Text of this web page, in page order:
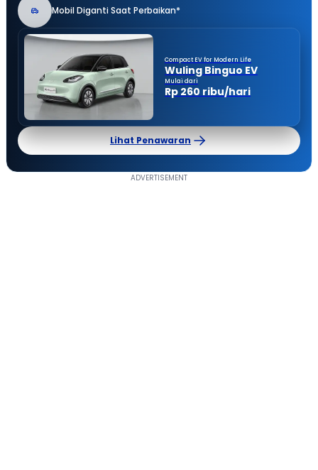
Mobil Diganti Saat Perbaikan*
Compact EV for Modern Life
Wuling Binguo EV
Mulai dari
Rp 260 ribu/hari
Lihat Penawaran